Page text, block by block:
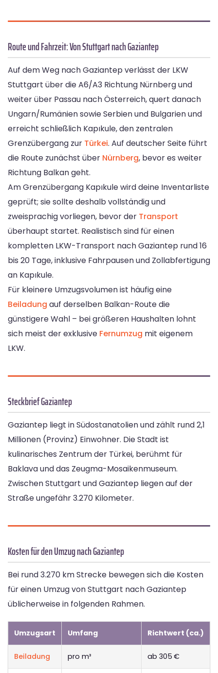
Route und Fahrzeit: Von Stuttgart nach Gaziantep
Auf dem Weg nach Gaziantep verlässt der LKW
Stuttgart über die A6/A3 Richtung Nürnberg und
weiter über Passau nach Österreich, quert danach
Ungarn/Rumänien sowie Serbien und Bulgarien und
erreicht schließlich Kapıkule, den zentralen
Grenzübergang zur Türkei. Auf deutscher Seite führt
die Route zunächst über Nürnberg, bevor es weiter
Richtung Balkan geht.
Am Grenzübergang Kapıkule wird deine Inventarliste
geprüft; sie sollte deshalb vollständig und
zweisprachig vorliegen, bevor der Transport
überhaupt startet. Realistisch sind für einen
kompletten LKW-Transport nach Gaziantep rund 16
bis 20 Tage, inklusive Fahrpausen und Zollabfertigung
an Kapıkule.
Für kleinere Umzugsvolumen ist häufig eine
Beiladung auf derselben Balkan-Route die
günstigere Wahl – bei größeren Haushalten lohnt
sich meist der exklusive Fernumzug mit eigenem
LKW.
Steckbrief Gaziantep
Gaziantep liegt in Südostanatolien und zählt rund 2,1
Millionen (Provinz) Einwohner. Die Stadt ist
kulinarisches Zentrum der Türkei, berühmt für
Baklava und das Zeugma-Mosaikenmuseum.
Zwischen Stuttgart und Gaziantep liegen auf der
Straße ungefähr 3.270 Kilometer.
Kosten für den Umzug nach Gaziantep
Bei rund 3.270 km Strecke bewegen sich die Kosten
für einen Umzug von Stuttgart nach Gaziantep
üblicherweise in folgenden Rahmen.
Umzugsart Umfang Richtwert (ca.)
Beiladung pro m³ ab 305 €